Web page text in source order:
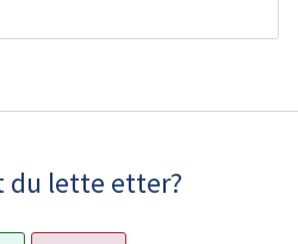
du lette etter?